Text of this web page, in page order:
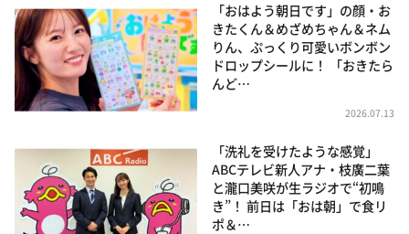
「おはよう朝日です」の顔・お
きたくん＆めざめちゃん＆ネム
りん、ぷっくり可愛いボンボン
ドロップシールに！ 「おきたら
んど…
2026.07.13
「洗礼を受けたような感覚」
ABCテレビ新人アナ・枝廣二葉
と瀧口美咲が生ラジオで“初鳴
き”！ 前日は「おは朝」で食リ
ポ＆…